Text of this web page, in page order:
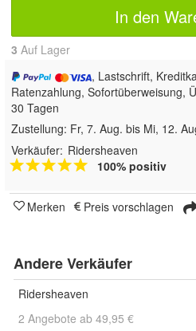
In den
3 Auf Lager
, Lastschrift,
Ratenzahlung, Sofortüberweisung,
30 Tagen
Zustellung: Fr, 7. Aug. bis Mi, 12.
Verkäufer: Ridersheaven
100% positiv
Merken Preis vorschlagen
Andere Verkäufer
Ridersheaven
2 Angebote ab 49,95 €